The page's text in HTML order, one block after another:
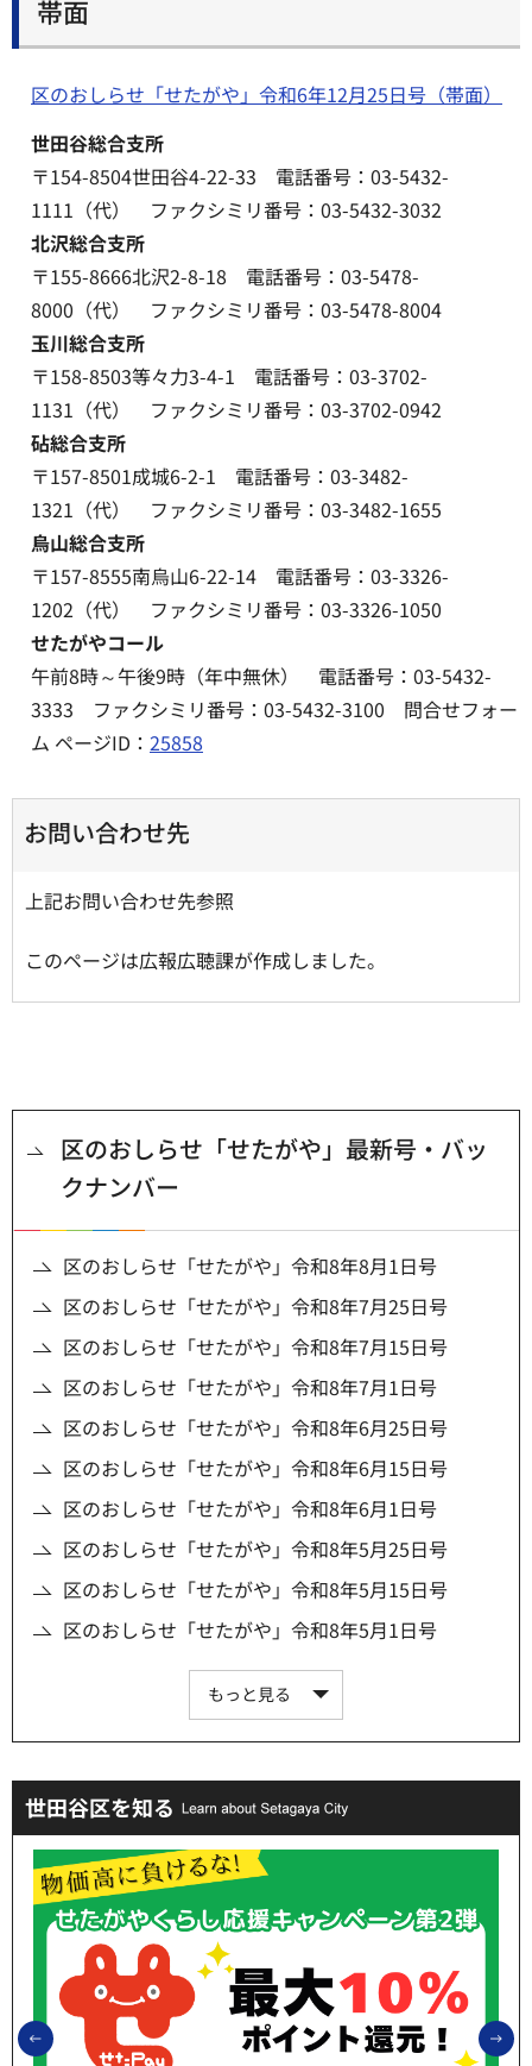
帯面
区のおしらせ「せたがや」令和6年12月25日号（帯面）
世田谷総合支所
〒154-8504世田谷4-22-33 電話番号：03-5432-
1111（代） ファクシミリ番号：03-5432-3032
北沢総合支所
〒155-8666北沢2-8-18 電話番号：03-5478-
8000（代） ファクシミリ番号：03-5478-8004
玉川総合支所
〒158-8503等々力3-4-1 電話番号：03-3702-
1131（代） ファクシミリ番号：03-3702-0942
砧総合支所
〒157-8501成城6-2-1 電話番号：03-3482-
1321（代） ファクシミリ番号：03-3482-1655
烏山総合支所
〒157-8555南烏山6-22-14 電話番号：03-3326-
1202（代） ファクシミリ番号：03-3326-1050
せたがやコール
午前8時～午後9時（年中無休） 電話番号：03-5432-
3333 ファクシミリ番号：03-5432-3100 問合せフォー
ム ページID： 25858
お問い合わせ先
上記お問い合わせ先参照
このページは広報広聴課が作成しました。
区のおしらせ「せたがや」最新号・バッ
クナンバー
区のおしらせ「せたがや」令和8年8月1日号
区のおしらせ「せたがや」令和8年7月25日号
区のおしらせ「せたがや」令和8年7月15日号
区のおしらせ「せたがや」令和8年7月1日号
区のおしらせ「せたがや」令和8年6月25日号
区のおしらせ「せたがや」令和8年6月15日号
区のおしらせ「せたがや」令和8年6月1日号
区のおしらせ「せたがや」令和8年5月25日号
区のおしらせ「せたがや」令和8年5月15日号
区のおしらせ「せたがや」令和8年5月1日号
もっと見る
世田谷区を知る
前のスライドを表示